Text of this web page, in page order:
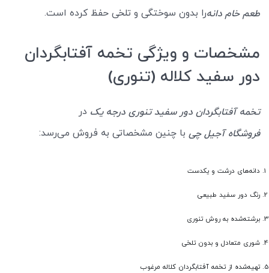
طعم خام دانهرا بدون سوختگی و تلخی حفظ کرده است.
مشخصات و ویژگی تخمه آفتابگردان
دور سفید کلاله (تنوری)
تخمه آفتابگردان دور سفید تنوری درجه یک در
فروشگاه آجیل چی با چنین مشخصاتی به فروش می‌رسد:
دانه‌های درشت و یکدست
رنگ دور سفید طبیعی
برشته‌شده به روش تنوری
شوری متعادل و بدون تلخی
تهیه‌شده از تخمه آفتابگردان کلاله مرغوب